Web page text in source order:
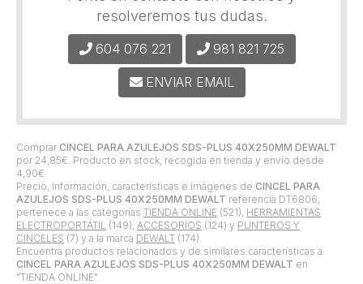
Comprar CINCEL PARA AZULEJOS SDS-PLUS 40X250MM DEWALT
por 24,85€ . Producto en stock, recogida en tienda y envío desde
4,90€
Precio, información, características e imágenes de CINCEL PARA
AZULEJOS SDS-PLUS 40X250MM DEWALT referencia DT6806,
pertenece a las categorías TIENDA ONLINE (521), HERRAMIENTAS
ELECTROPORTÁTIL (149), ACCESORIOS (124) y PUNTEROS Y
CINCELES (7) y a la marca DEWALT (174).
Encuentra productos relacionados y de similares características a
CINCEL PARA AZULEJOS SDS-PLUS 40X250MM DEWALT en
"TIENDA ONLINE".
resolveremos tus dudas.
604 076 221 981 821 725
ENVIAR EMAIL